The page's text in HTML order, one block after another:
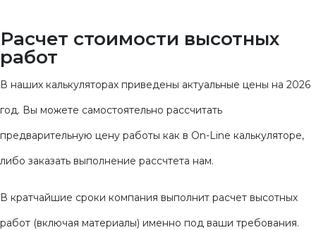
Расчет стоимости высотных
работ
В наших калькуляторах приведены актуальные цены на 2026
год. Вы можете самостоятельно рассчитать
предварительную цену работы как в On-Line калькуляторе,
либо заказать выполнение рассчтета нам.
В кратчайшие сроки компания выполнит расчет высотных
работ (включая материалы) именно под ваши требования.